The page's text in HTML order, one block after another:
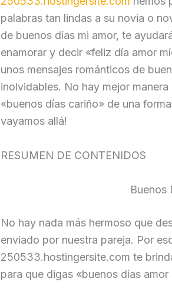
palabras tan lindas a su novia o
de buenos días mi amor, te
enamorar y decir «feliz día amor
unos mensajes románticos de
inolvidables. No hay mejor
«buenos días cariño» de una
vayamos allá!
RESUMEN DE CONTENIDOS
Buenos
No hay nada más hermoso que
enviado por nuestra pareja. Por
250533.hostingersite.com te
para que digas «buenos días